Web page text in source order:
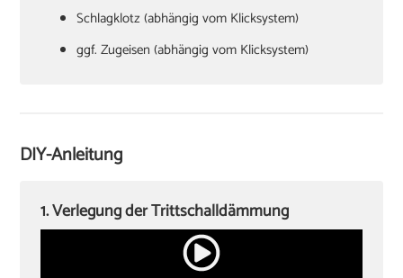
Schlagklotz (abhängig vom Klicksystem)
ggf. Zugeisen (abhängig vom Klicksystem)
Cuttermesser
Zollstock
DIY-Anleitung
1. Verlegung der Trittschalldämmung